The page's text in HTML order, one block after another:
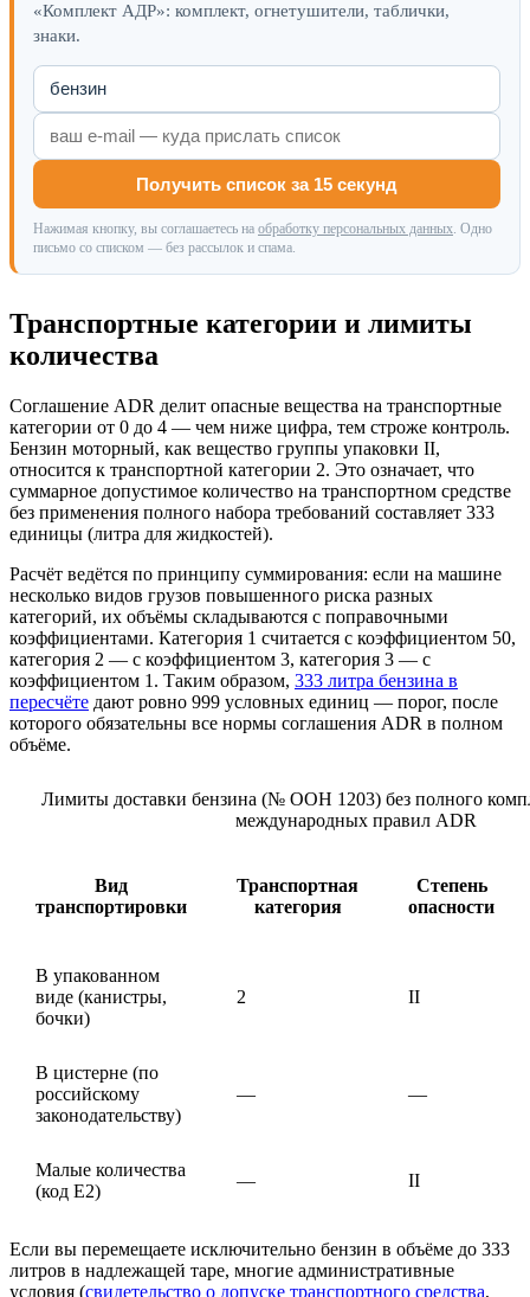
«Комплект АДР»: комплект, огнетушители, таблички,
знаки.
Получить список за 15 секунд
Нажимая кнопку, вы соглашаетесь на обработку персональных данных. Одно
письмо со списком — без рассылок и спама.
Транспортные категории и лимиты
количества
Соглашение ADR делит опасные вещества на транспортные
категории от 0 до 4 — чем ниже цифра, тем строже контроль.
Бензин моторный, как вещество группы упаковки II,
относится к транспортной категории 2. Это означает, что
суммарное допустимое количество на транспортном средстве
без применения полного набора требований составляет 333
единицы (литра для жидкостей).
Расчёт ведётся по принципу суммирования: если на машине
несколько видов грузов повышенного риска разных
категорий, их объёмы складываются с поправочными
коэффициентами. Категория 1 считается с коэффициентом 50,
категория 2 — с коэффициентом 3, категория 3 — с
коэффициентом 1. Таким образом, 333 литра бензина в
пересчёте дают ровно 999 условных единиц — порог, после
которого обязательны все нормы соглашения ADR в полном
объёме.
Лимиты доставки бензина (№ ООН 1203) без полного
международных правил ADR
Вид
транспортировки
Транспортная
категория
Степень
опасности
В упакованном
виде (канистры,
бочки)
2 II
В цистерне (по
российскому
законодательству)
— —
Малые количества
(код E2)
— II
Если вы перемещаете исключительно бензин в объёме до 333
литров в надлежащей таре, многие административные
условия (свидетельство о допуске транспортного средства,